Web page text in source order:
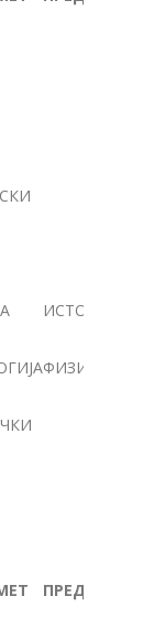
ИСТОРИЈА
ФИЗИКА
ПРЕДМЕТ